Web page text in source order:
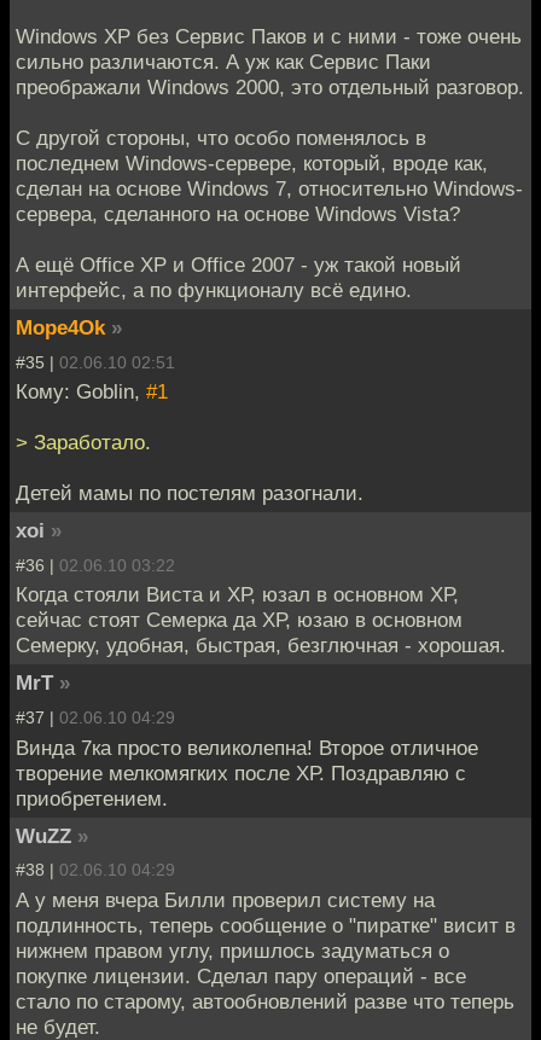
Windows XP без Сервис Паков и с ними - тоже очень
сильно различаются. А уж как Сервис Паки
преображали Windows 2000, это отдельный разговор.
С другой стороны, что особо поменялось в
последнем Windows-сервере, который, вроде как,
сделан на основе Windows 7, относительно Windows-
сервера, сделанного на основе Windows Vista?
А ещё Office XP и Office 2007 - уж такой новый
интерфейс, а по функционалу всё едино.
Mope4Ok »
#35 | 02.06.10 02:51
Кому: Goblin, #1
> Заработало.
Детей мамы по постелям разогнали.
xoi »
#36 | 02.06.10 03:22
Когда стояли Виста и ХР, юзал в основном ХР,
сейчас стоят Семерка да ХР, юзаю в основном
Семерку, удобная, быстрая, безглючная - хорошая.
MrT »
#37 | 02.06.10 04:29
Винда 7ка просто великолепна! Второе отличное
творение мелкомягких после ХР. Поздравляю с
приобретением.
WuZZ »
#38 | 02.06.10 04:29
А у меня вчера Билли проверил систему на
подлинность, теперь сообщение о "пиратке" висит в
нижнем правом углу, пришлось задуматься о
покупке лицензии. Сделал пару операций - все
стало по старому, автообновлений разве что теперь
не будет.